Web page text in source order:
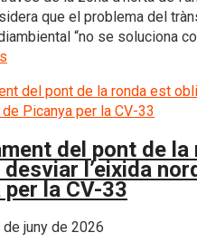
que el problema del
“no se soluciona
del pont de
l’eixida
per la CV-33
de juny de 2026